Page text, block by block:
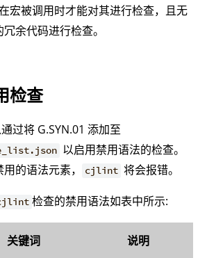
宏被调用时才能对其进行检查，且无
余代码进行检查。
检查
过将 G.SYN.01 添加至
以启用禁用语法的检查。
的语法元素，
cjlint 将会报错。
检查的禁用语法如表中所示:
关键词
说明